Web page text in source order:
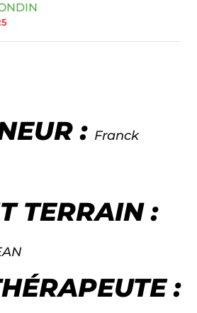
: Franck
TERRAIN :
: